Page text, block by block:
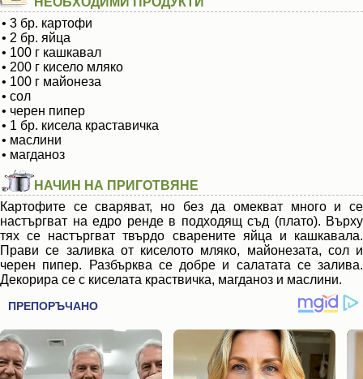
• 3 бр. картофи
• 2 бр. яйца
• 100 г кашкавал
• 200 г кисело мляко
• 100 г майонеза
• сол
• черен пипер
• 1 бр. кисела краставичка
• маслини
• магданоз
НАЧИН НА ПРИГОТВЯНЕ
Картофите се сваряват, но без да омекват много и се
настъргват на едро ренде в подходящ съд (плато). Върху
тях се настъргват твърдо сварените яйца и кашкавала.
Прави се заливка от киселото мляко, майонезата, сол и
черен пипер. Разбърква се добре и салатата се залива.
Декорира се с киселата краствичка, магданоз и маслини.